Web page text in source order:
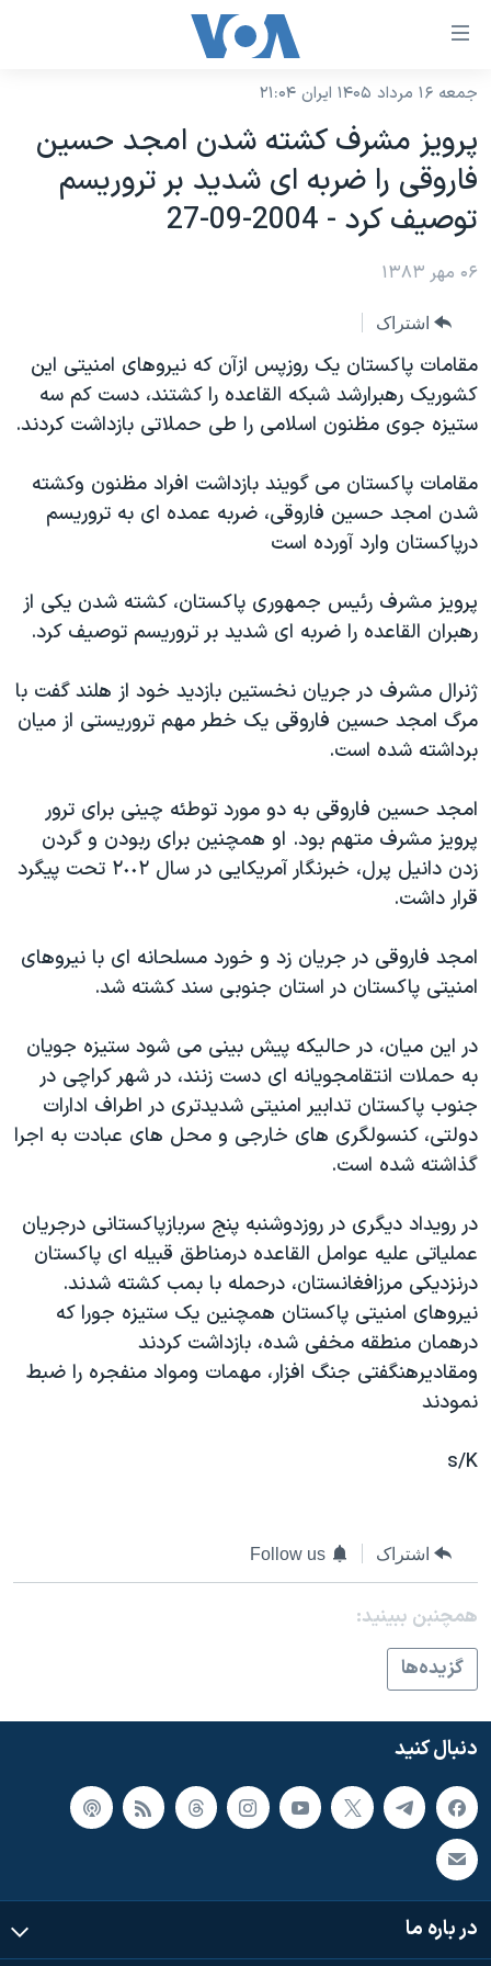
لینکهای
دسترسی
جهش
به
محتوای
اصلی
به
صفحه
جهش
جستجو
نسخه سبک وب‌سایت
موضوع ها
ایران
آمریکا
جهان
ورزشی
گزیده‌ها
ویژه برنامه‌ها
ویدیوها
فرهنگ و زندگی
حقوق شهروندی
اقتصادی
علم و فناوری
گالری عکس
آرشیو پخش زنده
برنامه های تلویزیونی
جدول برنامه ها
صفحه‌های ویژه
جام جهانی ۲۰۲۶
عملیات خشم حماسی
۲۵۰سالگی آمریکا
بایگانی برنامه‌های تلویزیونی
مستندها
انتخابات ریاست جمهوری آمریکا ۲۰۲۴
حمله جمهوری اسلامی به اسرائیل
رمز مهسا
اعتراضات زن، زندگی، آزادی
مجموعه مستندهای دادخواهی
دادگاه حمید نوری
چهل سال گروگان‌گیری
قانون شفافیت دارائی کادر رهبری ایران
اعتراضات مردمی آبان ۹۸
اسرائیل در جنگ
همایش محافظه‌کاران آمریکا «سی‌پک»
صفحه‌های ویژه
سفر پرزیدنت ترامپ به چین
فرکانس‌های صدای آمریکا
پخش رادیویی
دنبال کنید
جمعه ۱۶ مرداد ۱۴۰۵ ایران ۲۱:۰۴
پرويز مشرف کشته شدن امجد حسين
فاروقی را ضربه ای شديد بر تروريسم
توصيف کرد - 2004-09-27
۰۶ مهر ۱۳۸۳
اشتراک
مقامات پاکستان يک روزپس ازآن که نيروهای امنيتی اين
کشوريک رهبرارشد شبکه القاعده را کشتند، دست کم سه
ستيزه جوی مظنون اسلامی را طی حملاتی بازداشت کردند.
مقامات پاکستان می گويند بازداشت افراد مظنون وکشته
شدن امجد حسين فاروقی، ضربه عمده ای به تروريسم
درپاکستان وارد آورده است
پرويز مشرف رئيس جمهوری پاکستان، کشته شدن يکی از
رهبران القاعده را ضربه ای شديد بر تروريسم توصيف کرد.
ژنرال مشرف در جريان نخستين بازديد خود از هلند گفت با
مرگ امجد حسين فاروقی يک خطر مهم تروريستی از ميان
برداشته شده است.
امجد حسين فاروقی به دو مورد توطئه چينی برای ترور
پرويز مشرف متهم بود. او همچنين برای ربودن و گردن
زدن دانيل پرل، خبرنگار آمريکايی در سال ٢٠٠٢ تحت پيگرد
قرار داشت.
امجد فاروقی در جريان زد و خورد مسلحانه ای با نيروهای
امنيتی پاکستان در استان جنوبی سند کشته شد.
در اين ميان، در حاليکه پيش بينی می شود ستيزه جويان
به حملات انتقامجويانه ای دست زنند، در شهر کراچی در
جنوب پاکستان تدابير امنيتی شديدتری در اطراف ادارات
دولتی، کنسولگری های خارجی و محل های عبادت به اجرا
گذاشته شده است.
در رويداد ديگری در روزدوشنبه پنج سربازپاکستانی درجريان
عملياتی عليه عوامل القاعده درمناطق قبيله ای پاکستان
درنزديکی مرزافغانستان، درحمله با بمب کشته شدند.
نيروهای امنيتی پاکستان همچنين يک ستيزه جورا که
درهمان منطقه مخفی شده، بازداشت کردند
ومقاديرهنگفتی جنگ افزار، مهمات ومواد منفجره را ضبط
نمودند
s/K
اشتراک Follow us
همچنبن ببینید:
گزيده‌ها
دنبال کنید
در باره ما